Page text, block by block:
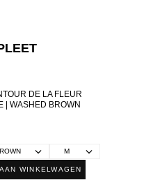
DE LA FLEUR
| WASHED BROWN
WINKELWAGEN